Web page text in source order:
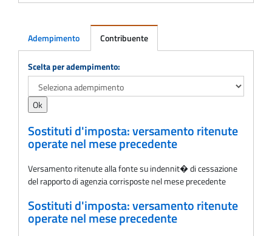
Adempimento Contribuente
Adempimento
Scelta per adempimento:
Sostituti d'imposta: versamento ritenute
operate nel mese precedente
Versamento ritenute alla fonte su indennit� di cessazione
del rapporto di agenzia corrisposte nel mese precedente
Sostituti d'imposta: versamento ritenute
operate nel mese precedente